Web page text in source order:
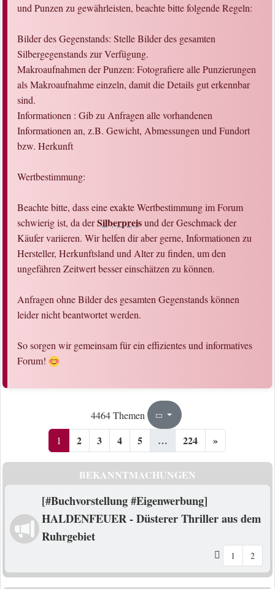
und Punzen zu gewährleisten, beachte bitte folgende Regeln:
Bilder des Gegenstands: Stelle Bilder des gesamten
Silbergegenstands zur Verfügung.
Makroaufnahmen der Punzen: Fotografiere alle Punzierungen
als Makroaufnahme einzeln, damit die Details gut erkennbar
sind.
Informationen : Gib zu Anfragen alle vorhandenen
Informationen an, z.B. Gewicht, Abmessungen und Fundort
bzw. Herkunft
Wertbestimmung:
Beachte bitte, dass eine exakte Wertbestimmung im Forum
schwierig ist, da derSilberpreisund der Geschmack der
Käufer variieren. Wir helfen dir aber gerne, Informationen zu
Hersteller, Herkunftsland und Alter zu finden, um den
ungefähren Zeitwert besser einschätzen zu können.
Anfragen ohne Bilder des gesamten Gegenstands können
leider nicht beantwortet werden.
So sorgen wir gemeinsam für ein effizientes und informatives
Forum!
4464 Themen Seite1
1 2 3 4 5 … 224 »
BEKANNTMACHUNGEN
[#Buchvorstellung #Eigenwerbung]
HALDENFEUER - Düsterer Thriller aus dem
Ruhrgebiet
1 2